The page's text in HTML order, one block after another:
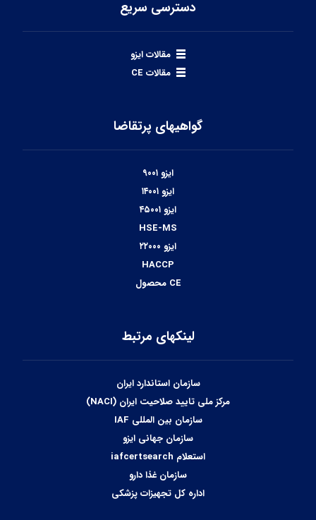
دسترسی سریع
مقالات ایزو
مقالات CE
گواهیهای پرتقاضا
ایزو ۹۰۰۱
ایزو ۱۴۰۰۱
ایزو ۴۵۰۰۱
HSE-MS
ایزو ۲۲۰۰۰
HACCP
CE محصول
لینکهای مرتبط
سازمان استاندارد ایران
مرکز ملی تایید صلاحیت ایران (NACI)
سازمان بین المللی IAF
سازمان جهانی ایزو
استعلام iafcertsearch
سازمان غذا دارو
اداره کل تجهیزات پزشکی